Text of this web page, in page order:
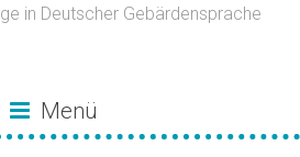
in Deutscher Gebärdensprache
Menü